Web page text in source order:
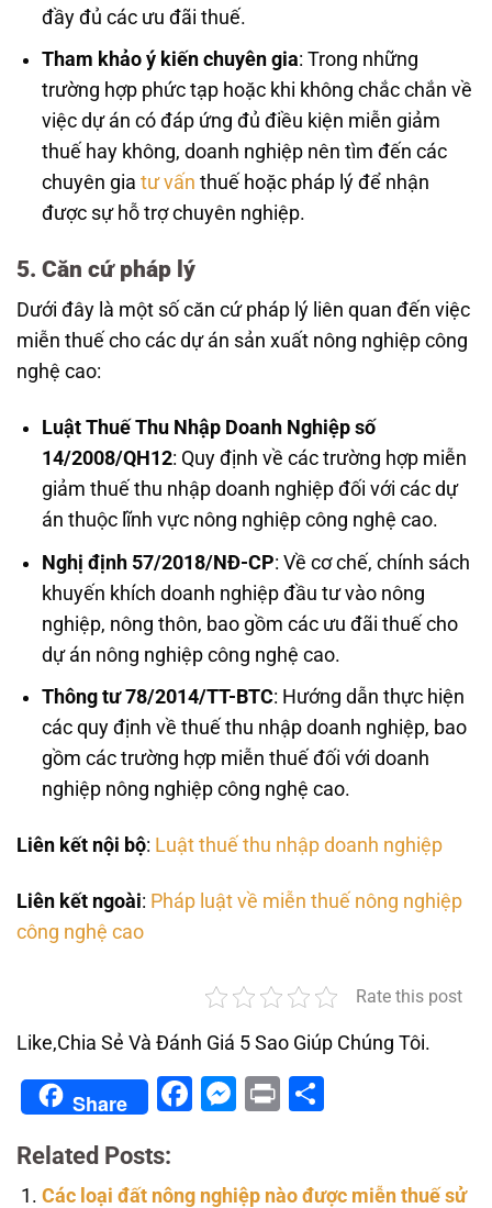
đầy đủ các ưu đãi thuế.
Tham khảo ý kiến chuyên gia: Trong những
trường hợp phức tạp hoặc khi không chắc chắn về
việc dự án có đáp ứng đủ điều kiện miễn giảm
thuế hay không, doanh nghiệp nên tìm đến các
chuyên gia tư vấn thuế hoặc pháp lý để nhận
được sự hỗ trợ chuyên nghiệp.
5. Căn cứ pháp lý
Dưới đây là một số căn cứ pháp lý liên quan đến việc
miễn thuế cho các dự án sản xuất nông nghiệp công
nghệ cao:
Luật Thuế Thu Nhập Doanh Nghiệp số
14/2008/QH12: Quy định về các trường hợp miễn
giảm thuế thu nhập doanh nghiệp đối với các dự
án thuộc lĩnh vực nông nghiệp công nghệ cao.
Nghị định 57/2018/NĐ-CP: Về cơ chế, chính sách
khuyến khích doanh nghiệp đầu tư vào nông
nghiệp, nông thôn, bao gồm các ưu đãi thuế cho
dự án nông nghiệp công nghệ cao.
Thông tư 78/2014/TT-BTC: Hướng dẫn thực hiện
các quy định về thuế thu nhập doanh nghiệp, bao
gồm các trường hợp miễn thuế đối với doanh
nghiệp nông nghiệp công nghệ cao.
Liên kết nội bộ: Luật thuế thu nhập doanh nghiệp
Liên kết ngoài: Pháp luật về miễn thuế nông nghiệp
công nghệ cao
Rate this post
Like,Chia Sẻ Và Đánh Giá 5 Sao Giúp Chúng Tôi.
Share Facebook
Messenger
Print
Related Posts:
Các loại đất nông nghiệp nào được miễn thuế sử